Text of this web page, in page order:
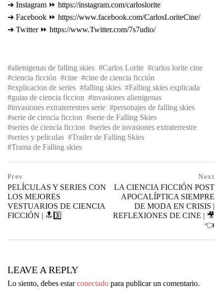
➔ Instagram ⏩ https://instagram.com/carloslorite
➔ Facebook ⏩ https://www.facebook.com/CarlosLoriteCine/
➔ Twitter ⏩ https://www.Twitter.com/7s7udio/
alienigenas de falling skies Carlos Lorite
carlos lorite cine
ciencia ficción
cine
cine de ciencia ficción
explicacion de series
falling skies
Falling skies explicada
guias de ciencia ficcion
invasiones alienigenas
invasiones extraterrestres serie
personajes de falling skies
serie de ciencia ficcion
serie de Falling Skies
series de ciencia ficcion
series de invasiones extraterrestre
series y peliculas
Trailer de Falling Skies
Trama de Falling skies
Navegación
de
entradas
Prev
postPrevious
page
PELÍCULAS Y SERIES CON
LOS MEJORES
VESTUARIOS DE CIENCIA
FICCIÓN | 🔝3️⃣
Next
LA CIENCIA FICCIÓN POST
APOCALÍPTICA SIEMPRE
DE MODA EN CRISIS |
REFLEXIONES DE CINE | 🎥
👈
LEAVE A REPLY
Lo siento, debes estarconectado para publicar un comentario.